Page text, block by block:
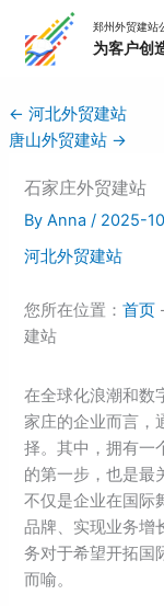
content
← 河北外贸建站
唐山外贸建站 →
石家庄外贸建站
ByAnna/ 2025-
河北外贸建站
您所在位置：首页
建站
在全球化浪潮和数
家庄的企业而言，
择。其中，拥有一
的第一步，也是最
不仅是企业在国际
品牌、实现业务增
务对于希望开拓国
而喻。